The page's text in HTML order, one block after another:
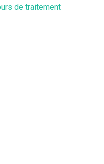
de traitement